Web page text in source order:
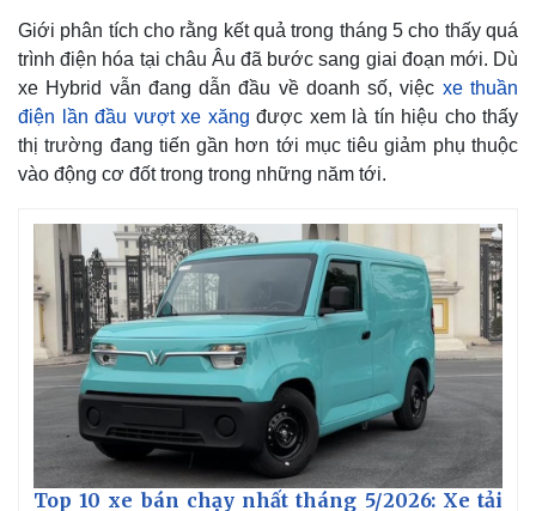
Giới phân tích cho rằng kết quả trong tháng 5 cho thấy quá
trình điện hóa tại châu Âu đã bước sang giai đoạn mới. Dù
xe Hybrid vẫn đang dẫn đầu về doanh số, việc xe thuần
điện lần đầu vượt xe xăng được xem là tín hiệu cho thấy
thị trường đang tiến gần hơn tới mục tiêu giảm phụ thuộc
vào động cơ đốt trong trong những năm tới.
Top 10 xe bán chạy nhất tháng 5/2026: Xe tải